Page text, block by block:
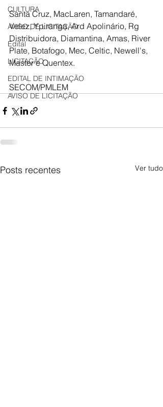
CULTURA
AVISO DE LICITAÇÃO
Edital
LICITAÇÃO
EDITAL DE INTIMAÇÃO
AVISO DE LICITAÇÃO
Santa Cruz, MacLaren, Tamandaré,
Velez, Ypiranga, Ard Apolinário, Rg
Distribuidora, Diamantina, Amas, River
Plate, Botafogo, Mec, Celtic, Newell's,
Master e Quentex.
SECOM/PMLEM
Posts recentes Ver tudo